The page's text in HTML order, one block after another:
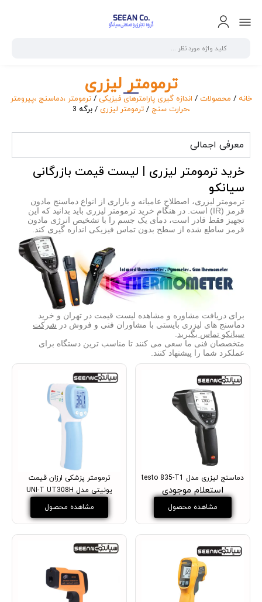
ترمومتر لیزری
خانه / محصولات / اندازه گیری پارامترهای فیزیکی /ترمومتر ،دماسنج ،پیرومتر
،حرارت سنج /ترمومتر لیزری / برگه 3
معرفی اجمالی
خرید ترمومتر لیزری | لیست قیمت بازرگانی
سیانکو
ترمومتر لیزری، اصطلاح عامیانه و بازاری از انواع دماسنج مادون
قرمز (IR) است. در هنگام خرید ترمومتر لیزری باید بدانید که این
تجهیز فقط قادر است، دمای یک جسم را با تشخیص انرژی مادون
قرمز ساطع شده از سطح بدون تماس فیزیکی اندازه گیری کند.
برای دریافت مشاوره و مشاهده لیست قیمت در تهران و خرید
دماسنج های لیزری بایستی با مشاوران فنی و فروش در شرکت
سیانکو تماس بگیرید.
متخصصان فنی ما سعی می کنند تا مناسب ترین دستگاه برای
عملکرد شما را پیشنهاد کنند.
دماسنج لیزری مدل testo 835-T1
استعلام موجودی
مشاهده محصول
ترمومتر پزشکی ارزان قیمت
یونیتی مدل UNI-T UT308H
مشاهده محصول